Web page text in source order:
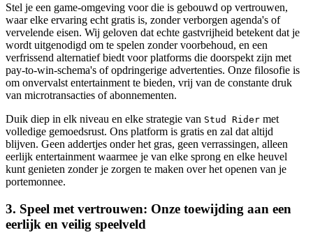
Stel je een game-omgeving voor die is gebouwd op vertrouwen,
waar elke ervaring echt gratis is, zonder verborgen agenda's of
vervelende eisen. Wij geloven dat echte gastvrijheid betekent dat je
wordt uitgenodigd om te spelen zonder voorbehoud, en een
verfrissend alternatief biedt voor platforms die doorspekt zijn met
pay-to-win-schema's of opdringerige advertenties. Onze filosofie is
om onvervalst entertainment te bieden, vrij van de constante druk
van microtransacties of abonnementen.
Duik diep in elk niveau en elke strategie van Stud Rider met
volledige gemoedsrust. Ons platform is gratis en zal dat altijd
blijven. Geen addertjes onder het gras, geen verrassingen, alleen
eerlijk entertainment waarmee je van elke sprong en elke heuvel
kunt genieten zonder je zorgen te maken over het openen van je
portemonnee.
3. Speel met vertrouwen: Onze toewijding aan een
eerlijk en veilig speelveld